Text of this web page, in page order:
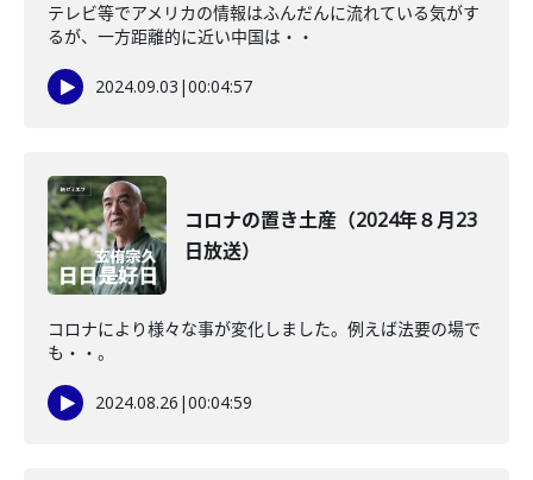
テレビ等でアメリカの情報はふんだんに流れている気がす
るが、一方距離的に近い中国は・・
2024.09.03 |00:04:57
コロナの置き土産（2024年８月23
日放送）
コロナにより様々な事が変化しました。例えば法要の場で
も・・。
2024.08.26 |00:04:59